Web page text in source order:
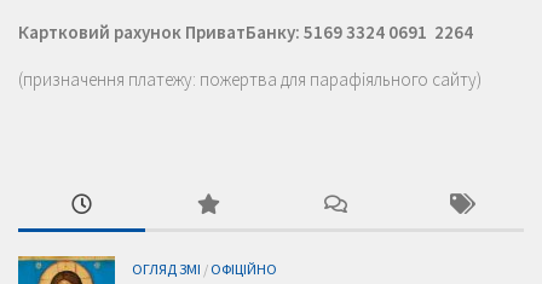
Картковий рахунок ПриватБанку: 5169 3324 0691 2264
(призначення платежу: пожертва для парафіяльного сайту)
ОГЛЯД ЗМІ / ОФІЦІЙНО